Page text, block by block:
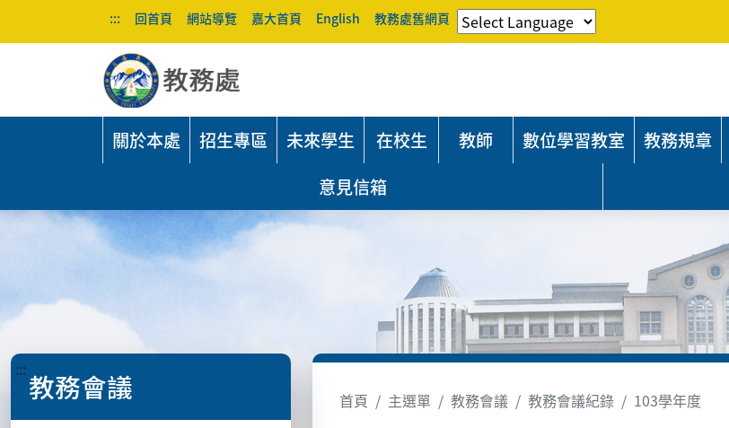
::: 回首頁 網站導覽 嘉大首頁 English 教務處舊網頁
關於本處 招生專區 未來學生 在校生 教師 數位學習教室 教務規章
意見信箱
::: 教務會議 首頁 主選單 教務會議 教務會議紀錄 103學年度